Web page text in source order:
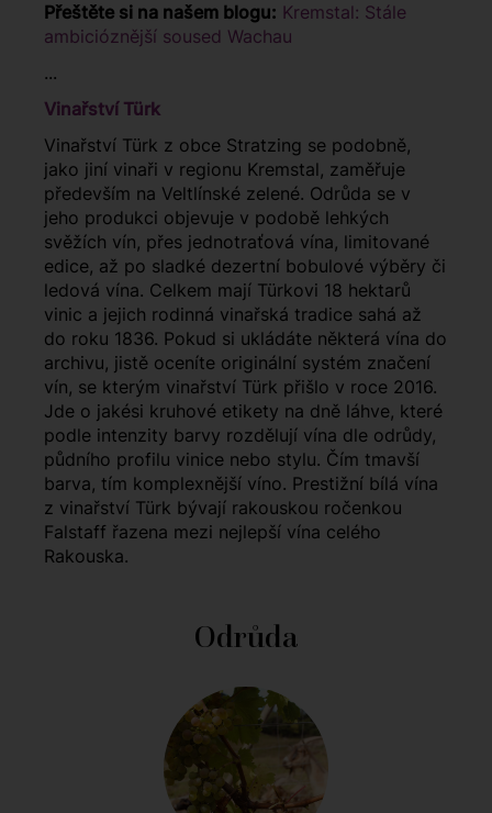
Přeštěte si na našem blogu: Kremstal: Stále
ambicióznější soused Wachau
...
Vinařství Türk
Vinařství Türk z obce Stratzing se podobně,
jako jiní vinaři v regionu Kremstal, zaměřuje
především na Veltlínské zelené. Odrůda se v
jeho produkci objevuje v podobě lehkých
svěžích vín, přes jednotraťová vína, limitované
edice, až po sladké dezertní bobulové výběry či
ledová vína. Celkem mají Türkovi 18 hektarů
vinic a jejich rodinná vinařská tradice sahá až
do roku 1836. Pokud si ukládáte některá vína do
archivu, jistě oceníte originální systém značení
vín, se kterým vinařství Türk přišlo v roce 2016.
Jde o jakési kruhové etikety na dně láhve, které
podle intenzity barvy rozdělují vína dle odrůdy,
půdního profilu vinice nebo stylu. Čím tmavší
barva, tím komplexnější víno. Prestižní bílá vína
z vinařství Türk bývají rakouskou ročenkou
Falstaff řazena mezi nejlepší vína celého
Rakouska.
Odrůda